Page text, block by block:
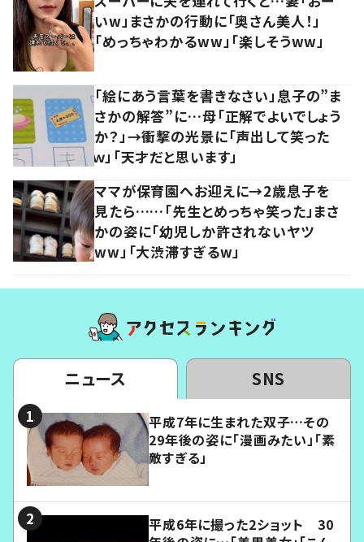
いw」まさかの行動に「奥さん美人！」
「めっちゃわかるww」「楽しそうww」
「絵にあう言葉を書きなさい」息子の”ま
さかの解答”に…母「正解でよいでしょう
か？」→衝撃の光景に「声出して笑った
ｗ」「天才だと思います」
ママが保育園へお迎えに→2歳息子を
見たら……「先生とめっちゃ笑った」まさ
かの姿に「幼児しか許されないヤツ
ww」「大渋滞すぎるw」
ニュース SNS
平成7年に生まれた双子…その
29年後の姿に「漫画みたい」「素
敵すぎる」
平成6年に撮った2ショット 30